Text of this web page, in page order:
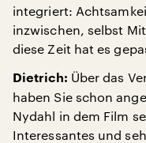
integriert:
inzwischen, selbst
diese Zeit hat es
Dietrich: Über das
haben Sie schon
Nydahl in dem Film
Interessantes und